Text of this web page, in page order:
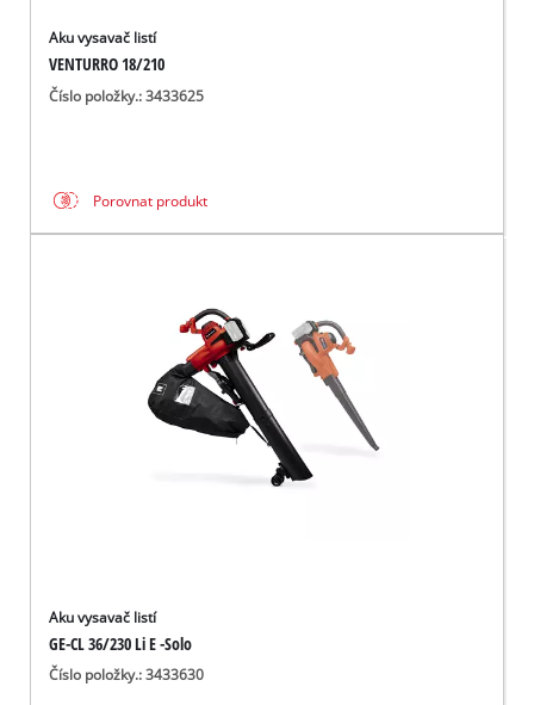
Aku vysavač listí
VENTURRO 18/210
Číslo položky.: 3433625
Porovnat produkt
Aku vysavač listí
GE-CL 36/230 Li E -Solo
Číslo položky.: 3433630